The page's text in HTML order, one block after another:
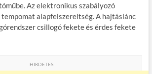
Az elektronikus szabályozó
alapfelszereltség. A hajtáslánc
csillogó fekete és érdes fekete
HIRDETÉS